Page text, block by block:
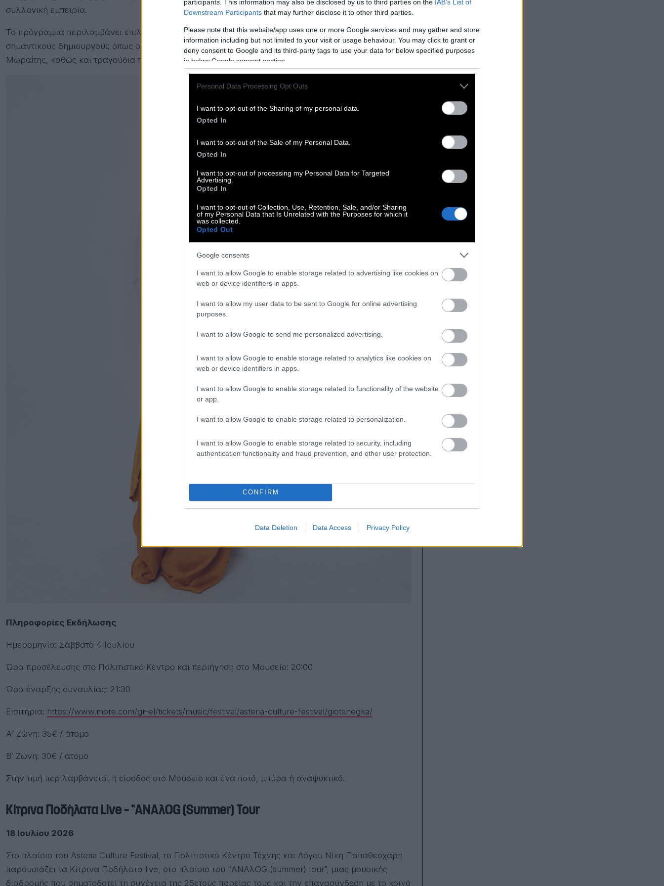
participants. This information may also be disclosed by us to third parties on the IAB’s List of
Downstream Participants that may further disclose it to other third parties.
Please note that this website/app uses one or more Google services and may gather and store
information including but not limited to your visit or usage behaviour. You may click to grant or
deny consent to Google and its third-party tags to use your data for below specified purposes
in below Google consent section.
Personal Data Processing Opt Outs
I want to opt-out of the Sharing of my personal data.
Opted In
I want to opt-out of the Sale of my Personal Data.
Opted In
I want to opt-out of processing my Personal Data for Targeted
Advertising.
Opted In
I want to opt-out of Collection, Use, Retention, Sale, and/or Sharing
of my Personal Data that Is Unrelated with the Purposes for which it
was collected.
Opted Out
Google consents
I want to allow Google to enable storage related to advertising like cookies on
web or device identifiers in apps.
I want to allow my user data to be sent to Google for online advertising
purposes.
I want to allow Google to send me personalized advertising.
I want to allow Google to enable storage related to analytics like cookies on
web or device identifiers in apps.
I want to allow Google to enable storage related to functionality of the website
or app.
I want to allow Google to enable storage related to personalization.
I want to allow Google to enable storage related to security, including
authentication functionality and fraud prevention, and other user protection.
CONFIRM
Data Deletion Data Access Privacy Policy
συλλογική εμπειρία.
Το πρόγραμμα περιλαμβάνει επιλογές από την προσωπική της δισκογραφία, σε συνεργασίες με
σημαντικούς δημιουργούς όπως οι: Κραουνάκης, Καραμουρατίδης, Καλαντζόπουλος, Ιωάννου και
Μωραΐτης, καθώς και τραγούδια που έχουν αφήσει έντονο αποτύπωμα στο ελληνικό πεντάγραμμο.
Πληροφορίες Εκδήλωσης
Ημερομηνία: Σάββατο 4 Ιουλίου
Ώρα προσέλευσης στο Πολιτιστικό Κέντρο και περιήγηση στο Μουσείο: 20:00
Ώρα έναρξης συναυλίας: 21:30
Εισιτήρια: https://www.more.com/gr-el/tickets/music/festival/asteria-culture-festival/giotanegka/
Α’ Ζώνη: 35€ / άτομο
Β’ Ζώνη: 30€ / άτομο
Στην τιμή περιλαμβάνεται η είσοδος στο Μουσείο και ένα ποτό, μπύρα ή αναψυκτικό.
Κίτρινα Ποδήλατα Live – “ANAλOG (Summer) Tour
18 Ιουλίου 2026
Στο πλαίσιο του Asteria Culture Festival, το Πολιτιστικό Κέντρο Τέχνης και Λόγου Νίκη Παπαθεοχάρη
παρουσιάζει τα Κίτρινα Ποδήλατα live, στο πλαίσιο του “ANAλOG (summer) tour”, μιας μουσικής
διαδρομής που σηματοδοτεί τη συνέχεια της 25ετούς πορείας τους και την επανασύνδεση με το κοινό